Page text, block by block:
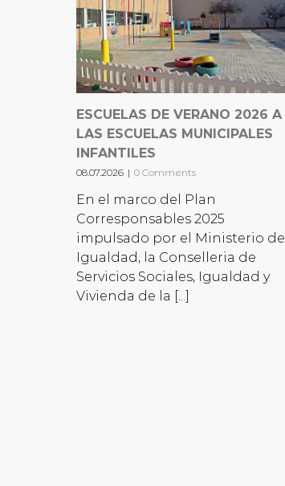
ESCUELAS DE VERANO 2026 A
LAS ESCUELAS MUNICIPALES
INFANTILES
08.07.2026 | 0 Comments
En el marco del Plan
Corresponsables 2025
impulsado por el Ministerio de
Igualdad, la Conselleria de
Servicios Sociales, Igualdad y
Vivienda de la [...]